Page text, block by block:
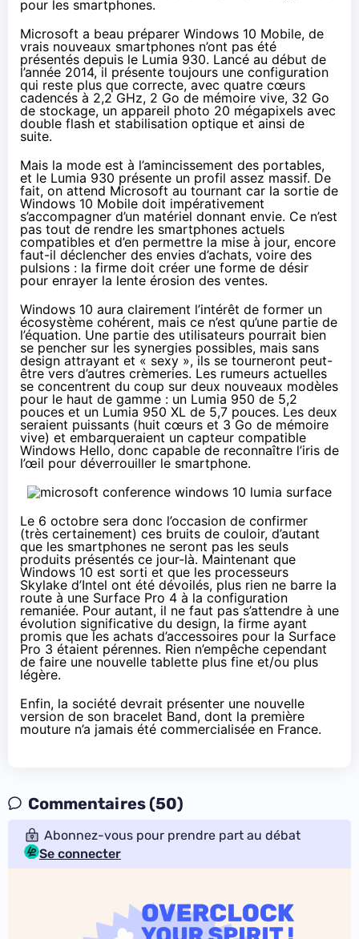
pour les smartphones.
Microsoft a beau préparer Windows 10 Mobile, de
vrais nouveaux smartphones n’ont pas été
présentés depuis le Lumia 930. Lancé au début de
l’année 2014, il présente toujours une configuration
qui reste plus que correcte, avec quatre cœurs
cadencés à 2,2 GHz, 2 Go de mémoire vive, 32 Go
de stockage, un appareil photo 20 mégapixels avec
double flash et stabilisation optique et ainsi de
suite.
Mais la mode est à l’amincissement des portables,
et le Lumia 930 présente un profil assez massif. De
fait, on attend Microsoft au tournant car la sortie de
Windows 10 Mobile doit impérativement
s’accompagner d’un matériel donnant envie. Ce n’est
pas tout de rendre les smartphones actuels
compatibles et d’en permettre la mise à jour, encore
faut-il déclencher des envies d’achats, voire des
pulsions : la firme doit créer une forme de désir
pour enrayer la lente érosion des ventes.
Windows 10 aura clairement l’intérêt de former un
écosystème cohérent, mais ce n’est qu’une partie de
l’équation. Une partie des utilisateurs pourrait bien
se pencher sur les synergies possibles, mais sans
design attrayant et « sexy », ils se tourneront peut-
être vers d’autres crèmeries. Les rumeurs actuelles
se concentrent du coup sur deux nouveaux modèles
pour le haut de gamme : un Lumia 950 de 5,2
pouces et un Lumia 950 XL de 5,7 pouces. Les deux
seraient puissants (huit cœurs et 3 Go de mémoire
vive) et embarqueraient un capteur compatible
Windows Hello, donc capable de reconnaître l’iris de
l’œil pour déverrouiller le smartphone.
Le 6 octobre sera donc l’occasion de confirmer
(très certainement) ces bruits de couloir, d’autant
que les smartphones ne seront pas les seuls
produits présentés ce jour-là. Maintenant que
Windows 10 est sorti et que les processeurs
Skylake d’Intel ont été dévoilés, plus rien ne barre la
route à une Surface Pro 4 à la configuration
remaniée. Pour autant, il ne faut pas s’attendre à une
évolution significative du design, la firme ayant
promis que les achats d’accessoires pour la Surface
Pro 3 étaient pérennes. Rien n’empêche cependant
de faire une nouvelle tablette plus fine et/ou plus
légère.
Enfin, la société devrait présenter une nouvelle
version de son bracelet Band, dont la première
mouture n’a jamais été commercialisée en France.
Commentaires (50)
Abonnez-vous pour prendre part au débat
Se connecter